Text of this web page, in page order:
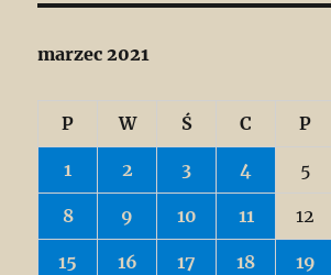
marzec 2021
P W Ś C P
1 2 3 4 5
8 9 10 11 12
15 16 17 18 19